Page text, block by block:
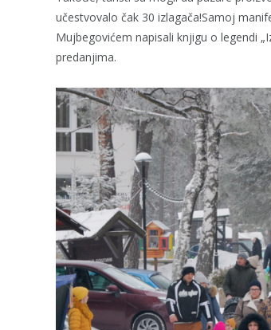
učestvovalo čak 30 izlagača!Samoj
Mujbegovićem napisali knjigu o legendi
predanjima.